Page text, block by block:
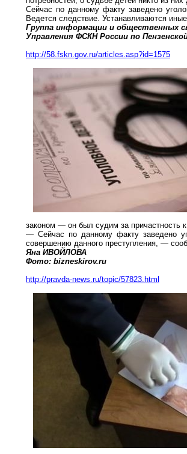
Сейчас по данному факту заведено
Ведется следствие. Устанавливаются
Группа информации и общественных
Управления ФСКН России по
http://58.fskn.gov.ru/articles.asp?id=1575
законом — он был судим за причастность к
— Сейчас по данному факту заведено
совершению данного преступления, —
Яна ИВОЙЛОВА
Фото: bizneskirov.ru
http://pravda-news.ru/topic/57823.html